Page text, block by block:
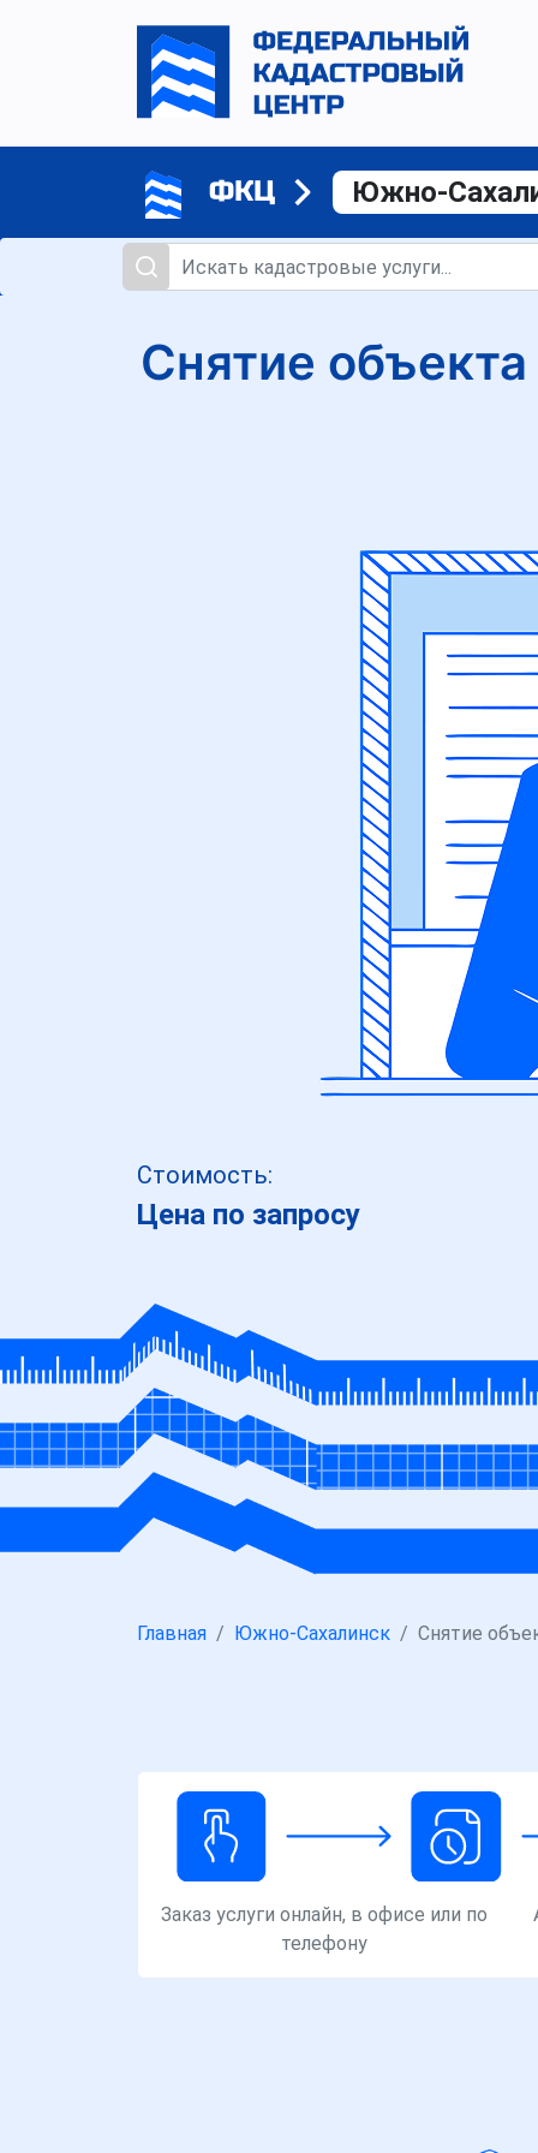
ФКЦ Южно-
Снятие
Стоимость:
Цена по запросу
Главная Южно-Сахалинск Снятие
Заказ услуги онлайн, в офисе или по
телефону